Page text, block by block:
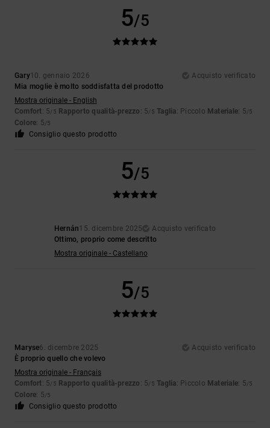
5/5
Gary10. gennaio 2026
Acquisto verificato
Mia moglie è molto soddisfatta del prodotto
Mostra originale - English
Comfort: 5/5 Rapporto qualità-prezzo : 5/5 Taglia: Piccolo Materiale: 5/5
Colore: 5/5
Consiglio questo prodotto
5/5
Hernán15. dicembre 2025
Acquisto verificato
Ottimo, proprio come descritto
Mostra originale - Castellano
5/5
Maryse6. dicembre 2025
Acquisto verificato
È proprio quello che volevo
Mostra originale - Français
Comfort: 5/5 Rapporto qualità-prezzo : 5/5 Taglia: Piccolo Materiale: 5/5
Colore: 5/5
Consiglio questo prodotto